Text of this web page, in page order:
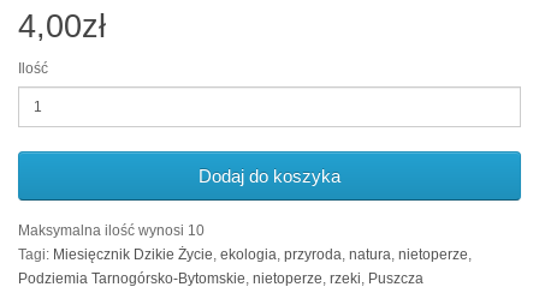
4,00zł
Ilość
Dodaj do koszyka
Maksymalna ilość wynosi 10
Tagi: Miesięcznik Dzikie Życie, ekologia, przyroda, natura, nietoperze,
Podziemia Tarnogórsko-Bytomskie, nietoperze, rzeki, Puszcza